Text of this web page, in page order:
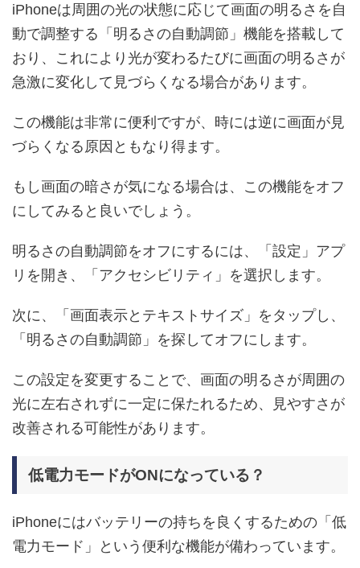
iPhoneは周囲の光の状態に応じて画面の明るさを自
動で調整する「明るさの自動調節」機能を搭載して
おり、これにより光が変わるたびに画面の明るさが
急激に変化して見づらくなる場合があります。
この機能は非常に便利ですが、時には逆に画面が見
づらくなる原因ともなり得ます。
もし画面の暗さが気になる場合は、この機能をオフ
にしてみると良いでしょう。
明るさの自動調節をオフにするには、「設定」アプ
リを開き、「アクセシビリティ」を選択します。
次に、「画面表示とテキストサイズ」をタップし、
「明るさの自動調節」を探してオフにします。
この設定を変更することで、画面の明るさが周囲の
光に左右されずに一定に保たれるため、見やすさが
改善される可能性があります。
低電力モードがONになっている？
iPhoneにはバッテリーの持ちを良くするための「低
電力モード」という便利な機能が備わっています。